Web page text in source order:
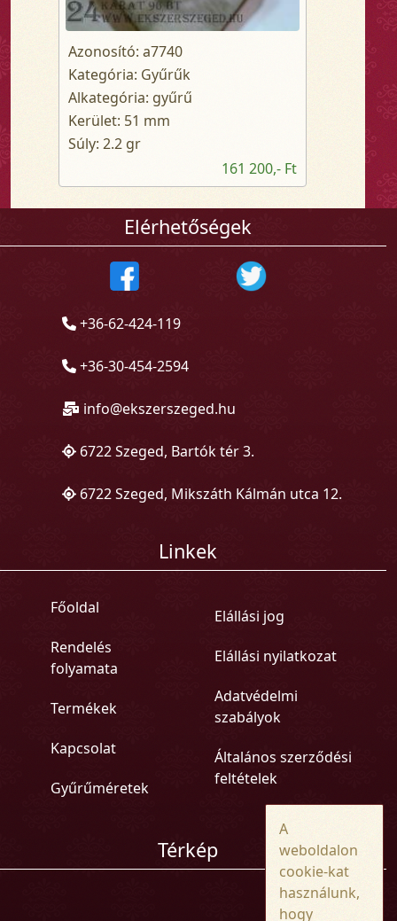
Azonosító: a7740
Kategória: Gyűrűk
Alkategória: gyűrű
Kerület: 51 mm
Súly: 2.2 gr
161 200,- Ft
Elérhetőségek
+36-62-424-119
+36-30-454-2594
info@ekszerszeged.hu
6722 Szeged, Bartók tér 3.
6722 Szeged, Mikszáth Kálmán utca 12.
Linkek
Főoldal
Rendelés
folyamata
Termékek
Kapcsolat
Gyűrűméretek
Elállási jog
Elállási nyilatkozat
Adatvédelmi
szabályok
Általános szerződési
feltételek
Térkép
A
weboldalon
cookie-kat
használunk,
hogy